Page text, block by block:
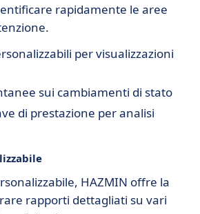
rapidamente le aree
per visualizzazioni
sui cambiamenti di stato
di prestazione per analisi
HAZMIN offre la
rapporti dettagliati su vari